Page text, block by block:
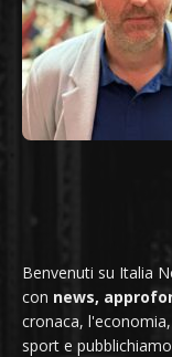
Benvenuti su Italia
con news,
cronaca,
sport e